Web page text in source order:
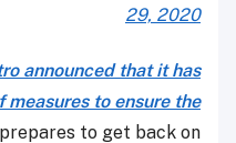
29, 2020
announced that it has
to ensure the
to get back on